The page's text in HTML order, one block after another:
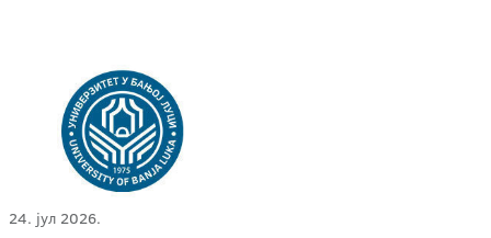
24. јул 2026.